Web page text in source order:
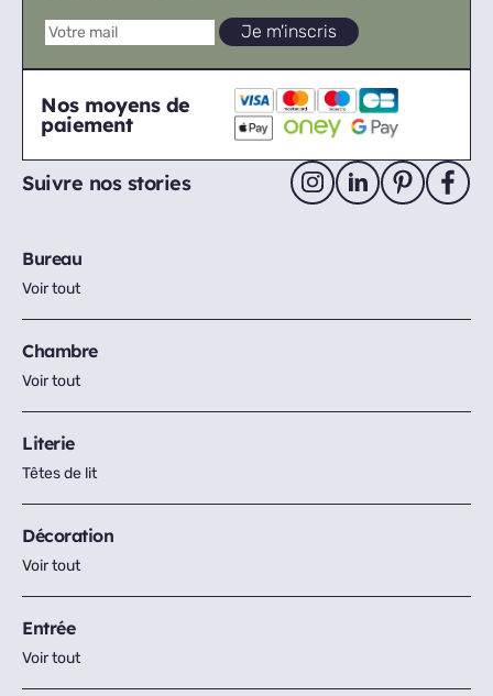
Nos moyens de
paiement
Suivre nos stories
Bureau
Voir tout
Chambre
Voir tout
Literie
Têtes de lit
Décoration
Voir tout
Entrée
Voir tout